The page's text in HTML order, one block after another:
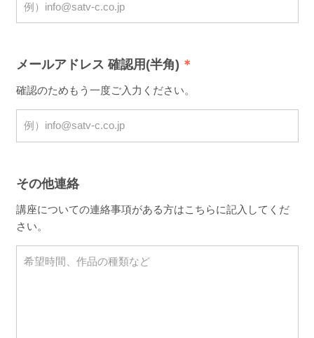
メールアドレス 確認用(半角)
確認のためもう一度ご入力ください。
その他連絡
講座についての連絡事項がある方はこちらに記入してくだ
さい。